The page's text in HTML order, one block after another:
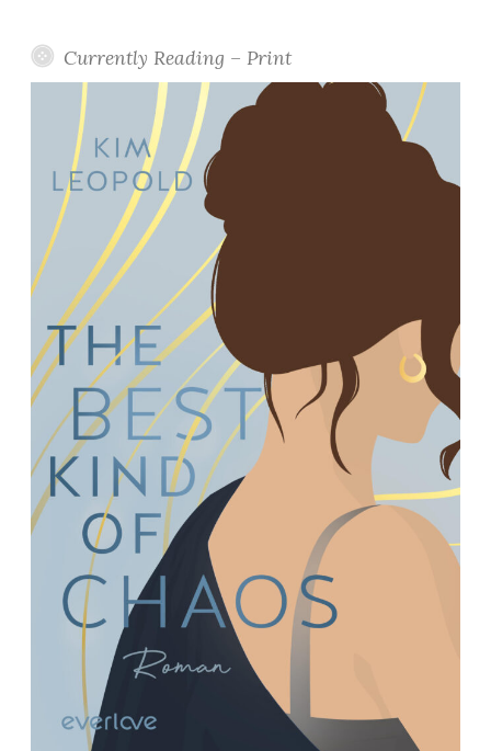
Currently Reading – Print